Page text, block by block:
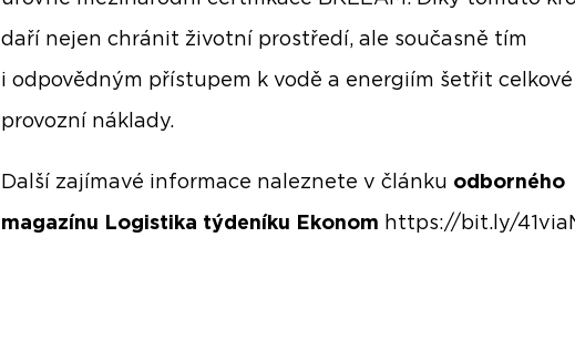
daří nejen chránit životní prostředí, ale současně tím
i odpovědným přístupem k vodě a energiím šetřit celkové
provozní náklady.
Další zajímavé informace naleznete v článku odborného
magazínu Logistika týdeníku Ekonom https://bit.ly/